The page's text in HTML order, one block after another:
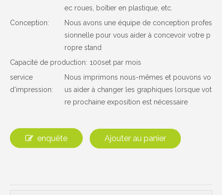
ec roues, boîtier en plastique, etc.
Conception:
Nous avons une équipe de conception profes
sionnelle pour vous aider à concevoir votre p
ropre stand
Capacité de production: 100set par mois
service
d'impression:
Nous imprimons nous-mêmes et pouvons vo
us aider à changer les graphiques lorsque vot
re prochaine exposition est nécessaire
enquête Ajouter au panier